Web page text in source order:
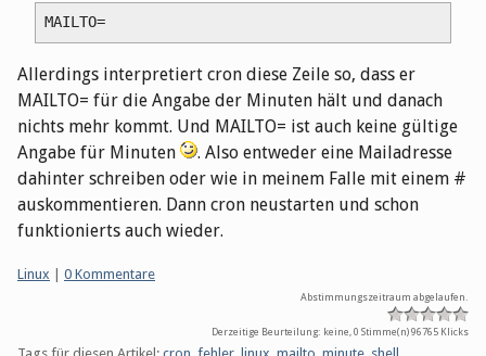
Allerdings interpretiert cron diese Zeile so, dass er
MAILTO= für die Angabe der Minuten hält und danach
nichts mehr kommt. Und MAILTO= ist auch keine gültige
Angabe für Minuten
. Also entweder eine Mailadresse
dahinter schreiben oder wie in meinem Falle mit einem #
auskommentieren. Dann cron neustarten und schon
funktionierts auch wieder.
Kategorien:
Linux 0 Kommentare
Abstimmungszeitraum abgelaufen.
Derzeitige Beurteilung: keine, 0 Stimme(n)96765 Klicks